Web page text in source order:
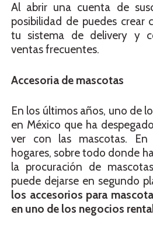
Al abrir una cuenta de
posibilidad de puedes crear
tu sistema de delivery y
ventas frecuentes.
Accesoria de mascotas
En los últimos años, uno de
en México que ha
ver con las mascotas.
hogares, sobre todo donde
la procuración de
puede dejarse en segundo
los accesorios para
en uno de los negocios